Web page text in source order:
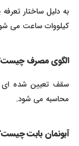
به دلیل ساختار تعرفه
کیلووات ساعت می
الگوی مصرف چیست؟
سقف تعیین شده ای
محاسبه می شود.
آبونمان بابت چیست؟